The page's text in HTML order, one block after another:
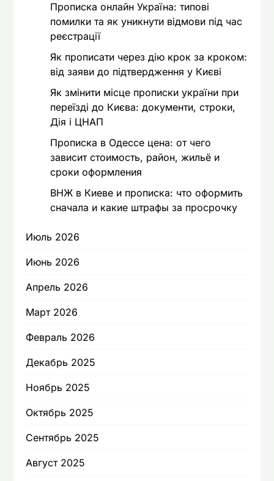
Прописка онлайн Україна: типові
помилки та як уникнути відмови під час
реєстрації
Як прописати через дію крок за кроком:
від заяви до підтвердження у Києві
Як змінити місце прописки україни при
переїзді до Києва: документи, строки,
Дія і ЦНАП
Прописка в Одессе цена: от чего
зависит стоимость, район, жильё и
сроки оформления
ВНЖ в Киеве и прописка: что оформить
сначала и какие штрафы за просрочку
Июль 2026
Июнь 2026
Апрель 2026
Март 2026
Февраль 2026
Декабрь 2025
Ноябрь 2025
Октябрь 2025
Сентябрь 2025
Август 2025